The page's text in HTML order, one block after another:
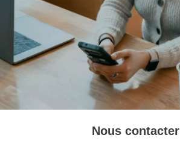
Nous contacter